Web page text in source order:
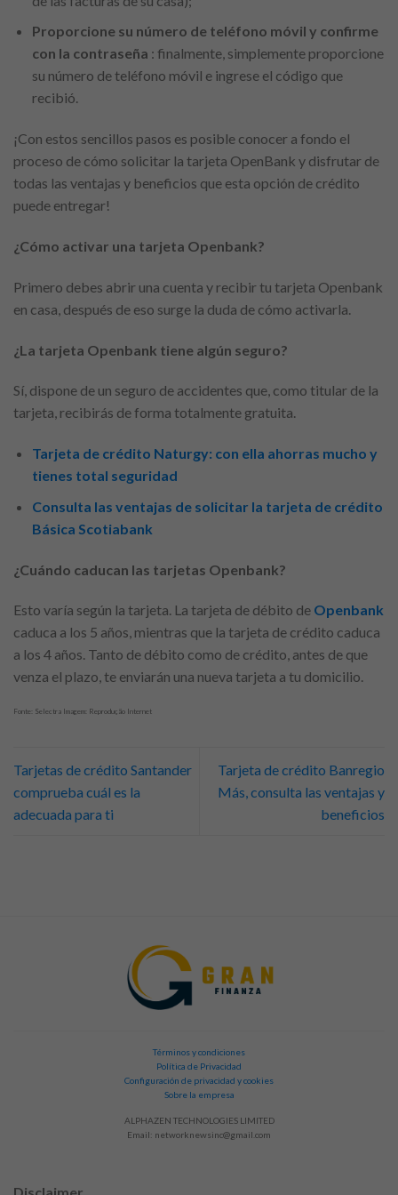
Proporcione su número de teléfono móvil y confirme
con la contraseña : finalmente, simplemente proporcione
su número de teléfono móvil e ingrese el código que
recibió.
¡Con estos sencillos pasos es posible conocer a fondo el
proceso de cómo solicitar la tarjeta OpenBank y disfrutar de
todas las ventajas y beneficios que esta opción de crédito
puede entregar!
¿Cómo activar una tarjeta Openbank?
Primero debes abrir una cuenta y recibir tu tarjeta Openbank
en casa, después de eso surge la duda de cómo activarla.
¿La tarjeta Openbank tiene algún seguro?
Sí, dispone de un seguro de accidentes que, como titular de la
tarjeta, recibirás de forma totalmente gratuita.
Tarjeta de crédito Naturgy: con ella ahorras mucho y
tienes total seguridad
Consulta las ventajas de solicitar la tarjeta de crédito
Básica Scotiabank
¿Cuándo caducan las tarjetas Openbank?
Esto varía según la tarjeta. La tarjeta de débito de Openbank
caduca a los 5 años, mientras que la tarjeta de crédito caduca
a los 4 años. Tanto de débito como de crédito, antes de que
venza el plazo, te enviarán una nueva tarjeta a tu domicilio.
Fonte: Selectra Imagem: Reprodução Internet
Tarjetas de crédito Santander
comprueba cuál es la
adecuada para ti
Tarjeta de crédito Banregio
Más, consulta las ventajas y
beneficios
Términos y condiciones
Política de Privacidad
Configuración de privacidad y cookies
Sobre la empresa
ALPHAZEN TECHNOLOGIES LIMITED
Email: networknewsinc@gmail.com